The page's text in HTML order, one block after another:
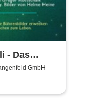
- Das
für die
GmbH